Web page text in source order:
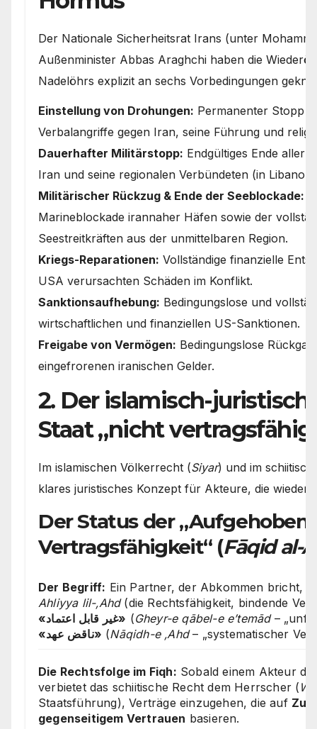
Der Nationale Sicherheitsrat Irans (unter
Außenminister Abbas Araghchi haben die
Nadelöhrs explizit an sechs Vorbedingungen
Einstellung von Drohungen: Permanenter Stopp
Verbalangriffe gegen Iran, seine Führung und
Dauerhafter Militärstopp: Endgültiges Ende aller
Iran und seine regionalen Verbündeten (in
Militärischer Rückzug & Ende der Seeblockade:
Marineblockade irannaher Häfen sowie der
Seestreitkräften aus der unmittelbaren Region.
Kriegs-Reparationen: Vollständige finanzielle
USA verursachten Schäden im Konflikt.
Sanktionsaufhebung: Bedingungslose und
wirtschaftlichen und finanziellen US-Sanktionen.
Freigabe von Vermögen: Bedingungslose
eingefrorenen iranischen Gelder.
2. Der islamisch-
Staat „nicht
Im islamischen Völkerrecht (Siyar) und im
klares juristisches Konzept für Akteure, die
Der Status der
Vertragsfähigkeit“ (Fāqid al-
Der Begriff: Ein Partner, der Abkommen bricht,
Ahliyya lil-‚Ahd(die Rechtsfähigkeit, bindende
«غیر قابل اعتماد» (Gheyr-e qābel-e e’temād–
«ناقض عهد» (Nāqidh-e ‚Ahd– „systematischer
Die Rechtsfolge im Fiqh: Sobald einem Akteur
verbietet das schiitische Recht dem Herrscher (
Staatsführung), Verträge einzugehen, die auf
gegenseitigem Vertrauen basieren.